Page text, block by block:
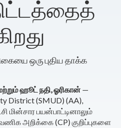
ஒரு புதிய தாக்க
ஹூட் நதி, ஓரிகான் —
District (SMUD) (AA),
மின்சார பயன்பாட்டினாலும்
அறிக்கை (CP) குறிப்புகளை